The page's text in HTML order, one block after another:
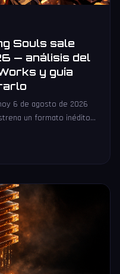
Souls sale
— análisis del
y guía
6 de agosto de 2026
un formato inédito